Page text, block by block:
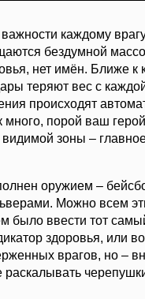
каждому
бездумной
нет имён. Ближе к
теряют вес с
происходят
много, порой ваш
зоны –
оружием –
Можно всем
было ввести тот
здоровья, или
врагов, но –